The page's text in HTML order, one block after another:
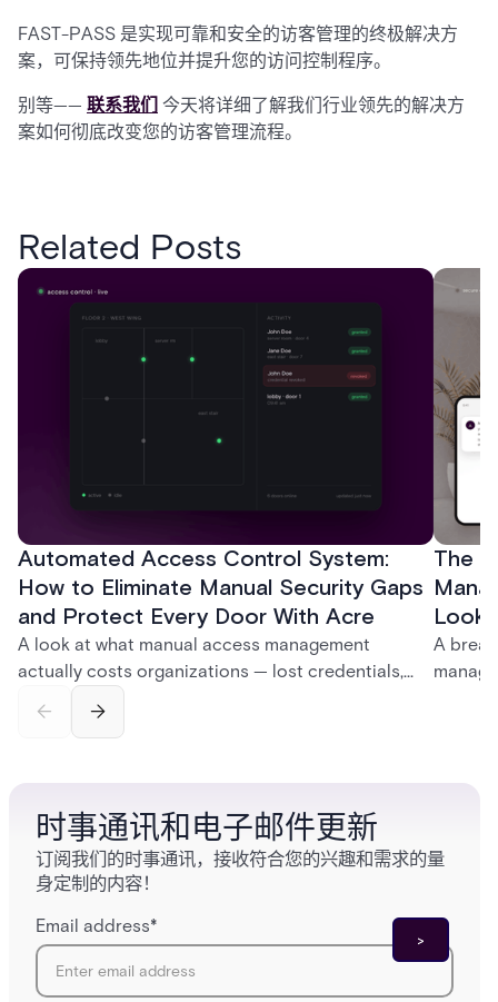
FAST-PASS 是实现可靠和安全的访客管理的终极解决方
案，可保持领先地位并提升您的访问控制程序。
别等—— 联系我们 今天将详细了解我们行业领先的解决方
案如何彻底改变您的访客管理流程。
Related Posts
Automated Access Control System:
How to Eliminate Manual Security Gaps
and Protect Every Door With Acre
A look at what manual access management
actually costs organizations — lost credentials,
— and how Acre's automated access control
The
Look
A
时事通讯和电子邮件更新
订阅我们的时事通讯，接收符合您的兴趣和需求的量
身定制的内容！
Email address*